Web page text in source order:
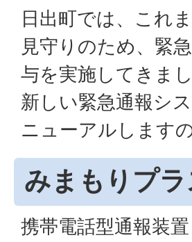
日出町では、これ
見守りのため、緊
与を実施してきま
新しい緊急通報シ
ニューアルします
みまもりプ
携帯電話型通報装